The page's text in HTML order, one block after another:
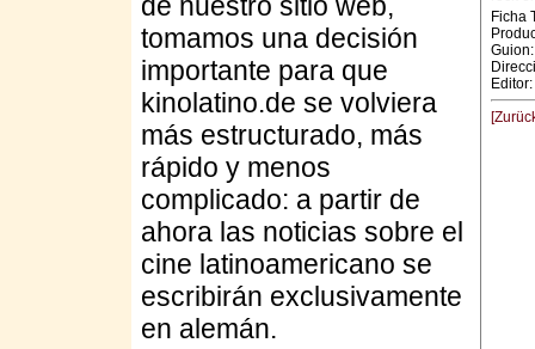
tomamos una decisión
importante para que
kinolatino.de se volviera
más estructurado, más
rápido y menos
complicado: a partir de
ahora las noticias sobre el
cine latinoamericano se
escribirán exclusivamente
en alemán.
Ficha